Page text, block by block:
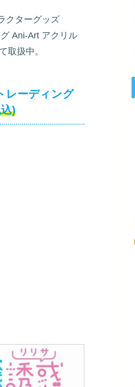
クターグッズ
Ani-Art アクリル
取扱中。
レーディング
)